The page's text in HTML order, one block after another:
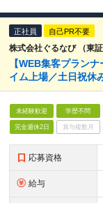
正社員 自己PR不要
株式会社ぐるなび （東
【WEB集客プラン
イム上場／土日祝休
未経験歓迎 学歴不問
完全週休2日 賞与複数月
応募資格
給与